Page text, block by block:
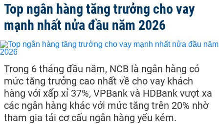
Top ngân hàng tăng trưởng cho vay
mạnh nhất nửa đầu năm 2026
Trong 6 tháng đầu năm, NCB là ngân hàng có
mức tăng trưởng cao nhất về cho vay khách
hàng với xấp xỉ 37%, VPBank và HDBank vượt xa
các ngân hàng khác với mức tăng trên 20% nhờ
tham gia tái cơ cấu ngân hàng yếu kém.